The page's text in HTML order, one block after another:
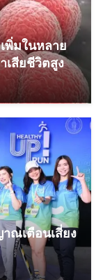
พิ่มในหลาย
เสียชีวิตสูง
ณเตือนเสี่ยง